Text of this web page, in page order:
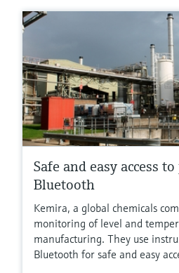
Safe and easy access
Bluetooth
Kemira, a global chemicals
monitoring of level and
manufacturing. They use
Bluetooth for safe and easy